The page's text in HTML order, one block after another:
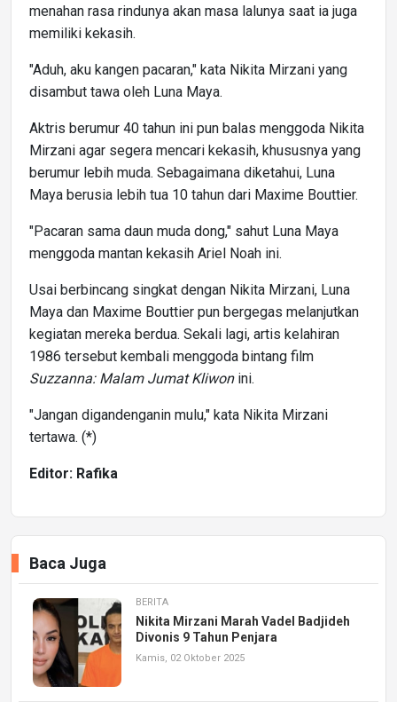
menahan rasa rindunya akan masa lalunya saat ia juga
memiliki kekasih.
"Aduh, aku kangen pacaran," kata Nikita Mirzani yang
disambut tawa oleh Luna Maya.
Aktris berumur 40 tahun ini pun balas menggoda Nikita
Mirzani agar segera mencari kekasih, khususnya yang
berumur lebih muda. Sebagaimana diketahui, Luna
Maya berusia lebih tua 10 tahun dari Maxime Bouttier.
"Pacaran sama daun muda dong," sahut Luna Maya
menggoda mantan kekasih Ariel Noah ini.
Usai berbincang singkat dengan Nikita Mirzani, Luna
Maya dan Maxime Bouttier pun bergegas melanjutkan
kegiatan mereka berdua. Sekali lagi, artis kelahiran
1986 tersebut kembali menggoda bintang film
Suzzanna: Malam Jumat Kliwon ini.
"Jangan digandenganin mulu," kata Nikita Mirzani
tertawa. (*)
Editor: Rafika
Baca Juga
BERITA
Nikita Mirzani Marah Vadel Badjideh
Divonis 9 Tahun Penjara
Kamis, 02 Oktober 2025